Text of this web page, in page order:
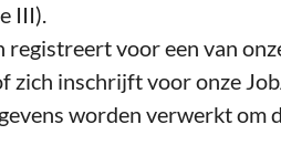
III).
registreert voor een van
zich inschrijft voor onze
worden verwerkt om